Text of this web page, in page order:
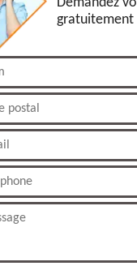
gratuitement